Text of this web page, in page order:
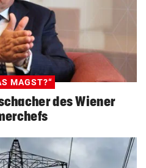
MAGST?“
des Wiener